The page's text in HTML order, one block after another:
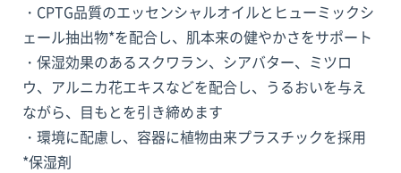
・CPTG品質のエッセンシャルオイルとヒューミックシ
ェール抽出物*を配合し、肌本来の健やかさをサポート
・保湿効果のあるスクワラン、シアバター、ミツロ
ウ、アルニカ花エキスなどを配合し、うるおいを与え
ながら、目もとを引き締めます
・環境に配慮し、容器に植物由来プラスチックを採用
*保湿剤